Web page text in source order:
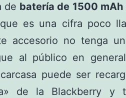
de batería de 1500 mAh
es una cifra poco
accesorio no tenga
al público en
puede ser
de la Blackberry y